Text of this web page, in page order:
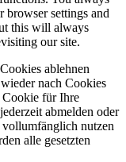
browser settings and
this will always
our site.
ablehnen
nach Cookies
Cookie für Ihre
abmelden oder
vollumfänglich nutzen
alle gesetzten